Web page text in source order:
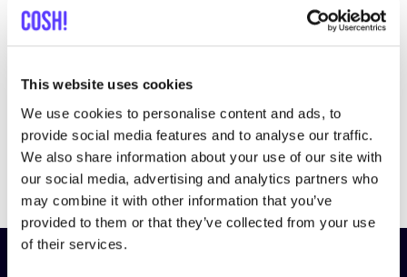
This website uses cookies
We use cookies to personalise content and ads, to
provide social media features and to analyse our traffic.
We also share information about your use of our site with
our social media, advertising and analytics partners who
may combine it with other information that you’ve
provided to them or that they’ve collected from your use
of their services.
PreviousNext